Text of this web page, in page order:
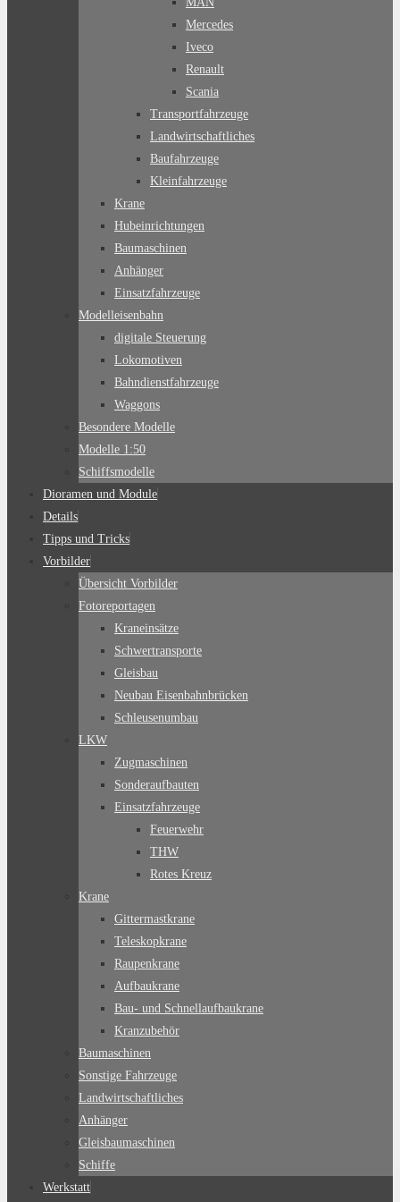
Mercedes
Iveco
Renault
Scania
Transportfahrzeuge
Landwirtschaftliches
Baufahrzeuge
Kleinfahrzeuge
Krane
Hubeinrichtungen
Baumaschinen
Anhänger
Einsatzfahrzeuge
Modelleisenbahn
digitale Steuerung
Lokomotiven
Bahndienstfahrzeuge
Waggons
Besondere Modelle
Modelle 1:50
Schiffsmodelle
Dioramen und Module
Details
Tipps und Tricks
Vorbilder
Übersicht Vorbilder
Fotoreportagen
Kraneinsätze
Schwertransporte
Gleisbau
Neubau Eisenbahnbrücken
Schleusenumbau
LKW
Zugmaschinen
Sonderaufbauten
Einsatzfahrzeuge
Feuerwehr
THW
Rotes Kreuz
Krane
Gittermastkrane
Teleskopkrane
Raupenkrane
Aufbaukrane
Bau- und Schnellaufbaukrane
Kranzubehör
Baumaschinen
Sonstige Fahrzeuge
Landwirtschaftliches
Anhänger
Gleisbaumaschinen
Schiffe
Werkstatt